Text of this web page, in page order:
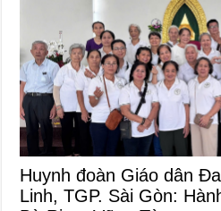
Huynh đoàn Giáo dân
Linh, TGP. Sài Gòn: